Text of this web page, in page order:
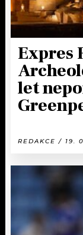
Expres
let
REDAKCE / 19.